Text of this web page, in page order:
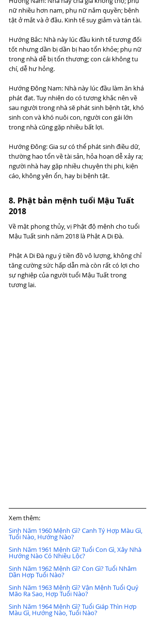
nữ nhiều hơn nam, phụ nữ nắm quyền; bệnh
tật ở mắt và ở đầu. Kinh tế suy giảm và tán tài.
Hướng Bắc: Nhà này lúc đầu kinh tế tương đối
tốt nhưng dần bị dần bị hao tổn khỏe; phụ nữ
trong nhà dễ bị tổn thương; con cái không tu
chí, dễ hư hỏng.
Hướng Đông Nam: Nhà này lúc đầu làm ăn khá
phát đạt. Tuy nhiên do có tương khắc nên về
sau người trong nhà sẽ phát sinh bệnh tật, khó
sinh con và khó nuôi con, người con gái lớn
trong nhà cũng gặp nhiều bất lợi.
Hướng Đông: Gia sự có thể phát sinh điều dữ,
thường hao tổn về tài sản, hỏa hoạn dễ xảy ra;
người nhà hay gặp nhiều chuyện thị phi, kiện
cáo, không yên ổn, hay bị bệnh tật.
8. Phật bản mệnh tuổi Mậu Tuất
2018
Về mặt phong thủy, vị Phật độ mệnh cho tuổi
Mậu Tuất sinh năm 2018 là Phật A Di Đà.
Phật A Di Đà ngụ ý tiền đồ vô lượng, không chỉ
tăng cường sức hấp dẫn mà còn rất có lợi cho
sự nghiệp của người tuổi Mậu Tuất trong
tương lai.
Xem thêm:
Sinh Năm 1960 Mệnh Gì? Canh Tý Hợp Màu Gì,
Tuổi Nào, Hướng Nào?
Sinh Năm 1961 Mệnh Gì? Tuổi Con Gì, Xây Nhà
Hướng Nào Có Nhiều Lộc?
Sinh Năm 1962 Mệnh Gì? Con Gì? Tuổi Nhâm
Dần Hợp Tuổi Nào?
Sinh Năm 1963 Mệnh Gì? Vận Mệnh Tuổi Quý
Mão Ra Sao, Hợp Tuổi Nào?
Sinh Năm 1964 Mệnh Gì? Tuổi Giáp Thìn Hợp
Màu Gì, Hướng Nào, Tuổi Nào?